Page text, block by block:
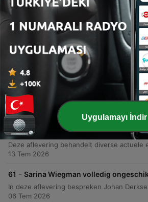
65 - Sylvie Meis in de aanbieding!
03 Ağu 2026
64 - Willem Holleeder is ongevaarlijk.
27 Tem 2026
63 Preutsheid rukt op in atletiek!
20 Tem 2026
62 - Vanuit de Mancave te Grolloo
13 Tem 2026
61 - Sarina Wiegman volledig
06 Tem 2026
Uygulamayı İndir